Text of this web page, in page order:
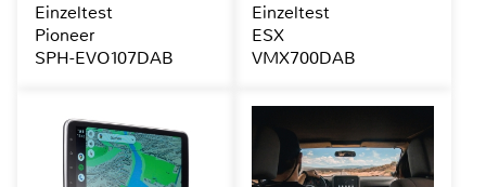
Einzeltest
Pioneer
SPH-EVO107DAB
Einzeltest
ESX
VMX700DAB